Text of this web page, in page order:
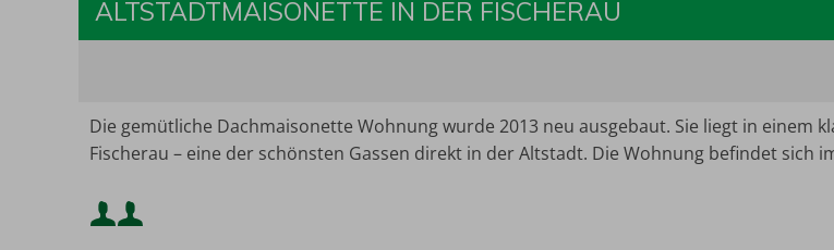
ALTSTADTMAISONETTE IN DER FISCHERAU
Die gemütliche Dachmaisonette Wohnung wurde 2013 neu ausgebaut. Sie liegt in
Fischerau – eine der schönsten Gassen direkt in der Altstadt. Die Wohnung befindet sich
Mindestbelegung: